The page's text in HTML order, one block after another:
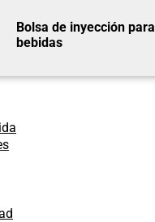
Bolsa de inyección para
bebidas